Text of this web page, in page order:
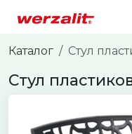
Каталог Стул
Стул